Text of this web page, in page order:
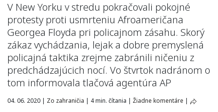
V New Yorku v stredu pokračovali pokojné
protesty proti usmrteniu Afroameričana
Georgea Floyda pri policajnom zásahu. Skorý
zákaz vychádzania, lejak a dobre premyslená
policajná taktika zrejme zabránili ničeniu z
predchádzajúcich nocí. Vo štvrtok nadránom o
tom informovala tlačová agentúra AP
04. 06. 2020 | Zo zahraničia | 4 min. čítania | Žiadne komentáre |